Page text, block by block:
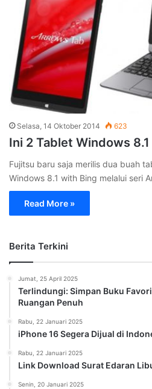
Selasa, 14 Oktober 2014 623
Ini 2 Tablet Windows
Fujitsu baru saja merilis dua buah
Windows 8.1 with Bing melalui seri
Read More »
Berita Terkini
Jumat, 25 April 2025
Terlindungi: Simpan Buku
Ruangan Penuh
Rabu, 22 Januari 2025
iPhone 16 Segera Dijual di
Rabu, 22 Januari 2025
Link Download Surat Edaran
Senin, 20 Januari 2025